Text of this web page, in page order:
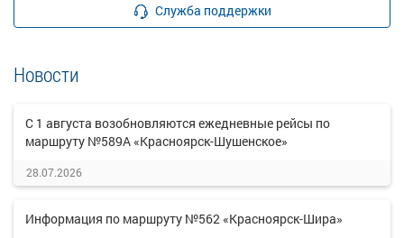
Служба поддержки
Новости
С 1 августа возобновляются ежедневные рейсы по
маршруту №589А «Красноярск-Шушенское»
28.07.2026
Информация по маршруту №562 «Красноярск-Шира»